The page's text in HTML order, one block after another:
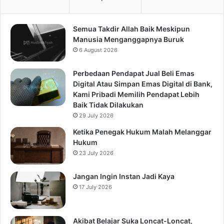
Semua Takdir Allah Baik Meskipun
Manusia Menganggapnya Buruk
6 August 2026
Perbedaan Pendapat Jual Beli Emas
Digital Atau Simpan Emas Digital di Bank,
Kami Pribadi Memilih Pendapat Lebih
Baik Tidak Dilakukan
29 July 2026
Ketika Penegak Hukum Malah Melanggar
Hukum
23 July 2026
Jangan Ingin Instan Jadi Kaya
17 July 2026
Akibat Belajar Suka Loncat-Loncat,